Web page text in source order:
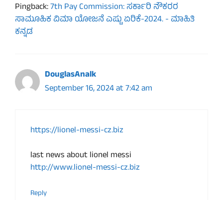
Pingback:7th Pay Commission: ಸರ್ಕಾರಿ ನೌಕರರ
ಸಾಮೂಹಿಕ ವಿಮಾ ಯೋಜನೆ ಎಷ್ಟು ಏರಿಕೆ-2024. - ಮಾಹಿತಿ
ಕನ್ನಡ
DouglasAnalk
September 16, 2024 at 7:42 am
https://lionel-messi-cz.biz
last news about lionel messi
http://www.lionel-messi-cz.biz
Reply